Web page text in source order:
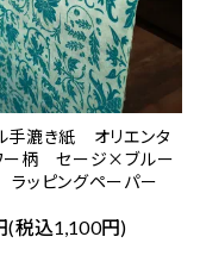
手漉き紙 オリエンタ
ー柄 セージ×ブルー
ッピングペーパー
(税込1,100円)